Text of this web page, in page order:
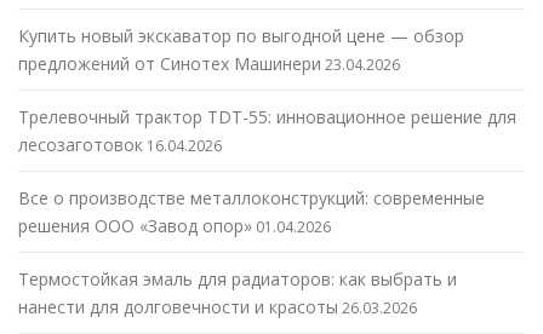
Купить новый экскаватор по выгодной цене — обзор
предложений от Синотех Машинери 23.04.2026
Трелевочный трактор TDT-55: инновационное решение для
лесозаготовок 16.04.2026
Все о производстве металлоконструкций: современные
решения ООО «Завод опор» 01.04.2026
Термостойкая эмаль для радиаторов: как выбрать и
нанести для долговечности и красоты 26.03.2026